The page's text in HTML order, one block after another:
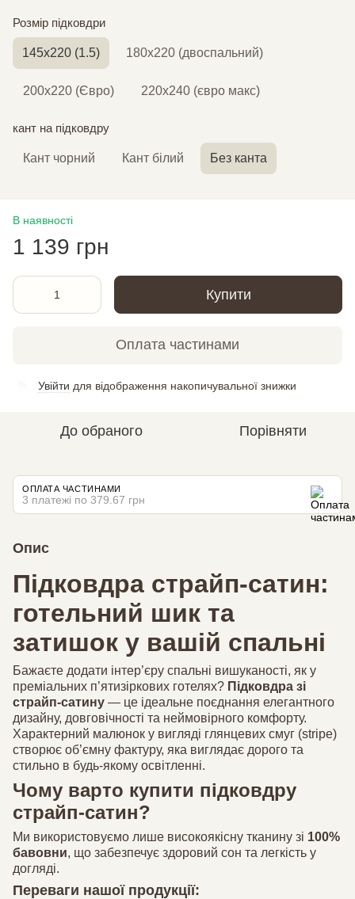
Розмір підковдри
145х220 (1.5) 180х220 (двоспальний)
200х220 (Євро) 220х240 (євро макс)
кант на підковдру
Кант чорний Кант білий Без канта
В наявності
1 139 грн
Купити
Оплата частинами
Увійти для відображення накопичувальної знижки
До обраного Порівняти
ОПЛАТА ЧАСТИНАМИ
3 платежі по 379.67 грн
Опис
Підковдра страйп-сатин:
готельний шик та
затишок у вашій спальні
Бажаєте додати інтер’єру спальні вишуканості, як у
преміальних п’ятизіркових готелях? Підковдра зі
страйп-сатину — це ідеальне поєднання елегантного
дизайну, довговічності та неймовірного комфорту.
Характерний малюнок у вигляді глянцевих смуг (stripe)
створює об’ємну фактуру, яка виглядає дорого та
стильно в будь-якому освітленні.
Чому варто купити підковдру
страйп-сатин?
Ми використовуємо лише високоякісну тканину зі 100%
бавовни, що забезпечує здоровий сон та легкість у
догляді.
Переваги нашої продукції: